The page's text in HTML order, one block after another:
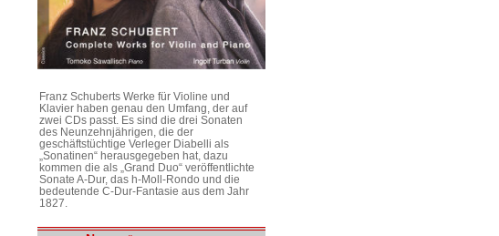
Franz Schuberts Werke für Violine und
Klavier haben genau den Umfang, der auf
zwei CDs passt. Es sind die drei Sonaten
des Neunzehnjährigen, die der
geschäftstüchtige Verleger Diabelli als
„Sonatinen“ herausgegeben hat, dazu
kommen die als „Grand Duo“ veröffentlichte
Sonate A-Dur, das h-Moll-Rondo und die
bedeutende C-Dur-Fantasie aus dem Jahr
1827.